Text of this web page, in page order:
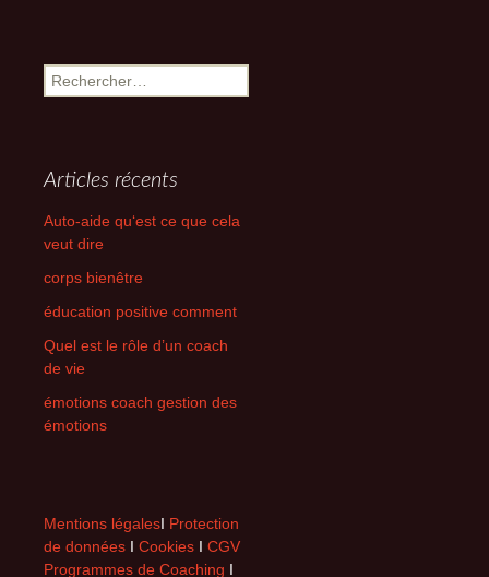
Rechercher :
Articles récents
Auto-aide qu‘est ce que cela
veut dire
corps bienêtre
éducation positive comment
Quel est le rôle d’un coach
de vie
émotions coach gestion des
émotions
Mentions légalesI Protection
de données I Cookies I CGV
Programmes de Coaching I